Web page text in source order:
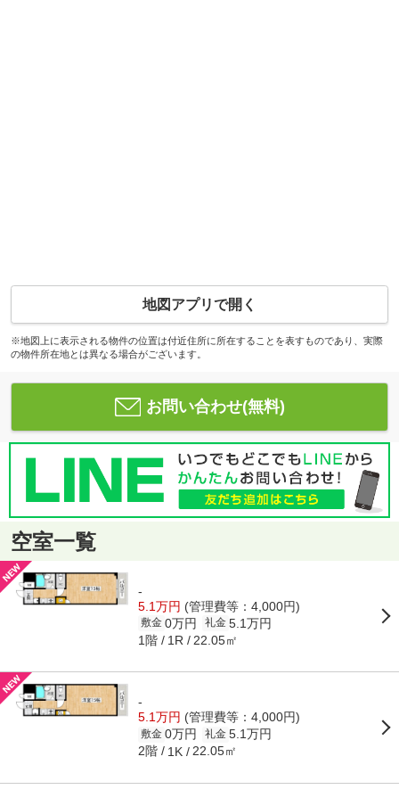
地図アプリで開く
※地図上に表示される物件の位置は付近住所に所在することを表すものであり、実際
の物件所在地とは異なる場合がございます。
お問い合わせ(無料)
空室一覧
-
5.1万円 (管理費等：4,000円)
敷金 0万円 礼金 5.1万円
1階 1R 22.05㎡
-
5.1万円 (管理費等：4,000円)
敷金 0万円 礼金 5.1万円
2階 1K 22.05㎡